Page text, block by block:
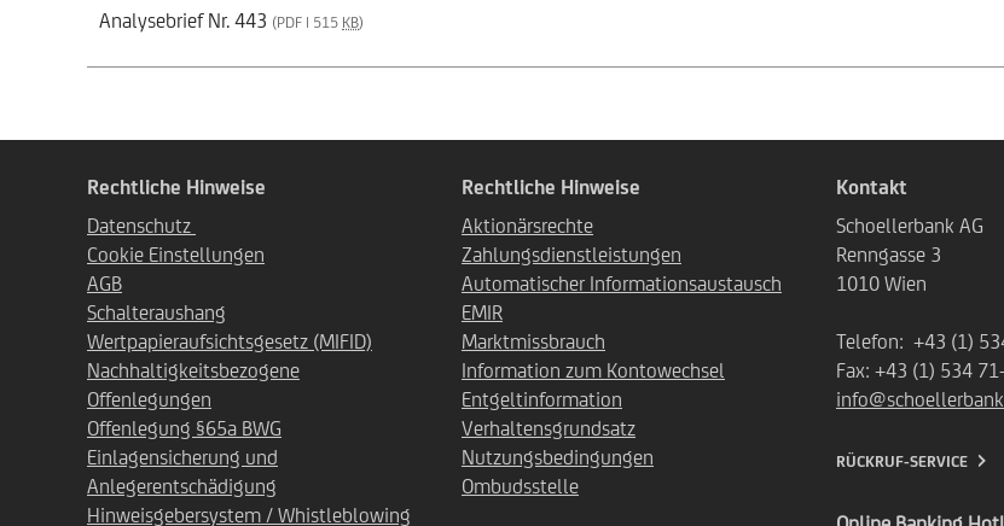
Analysebrief Nr. 443 (PDF | 515 KB)
Rechtliche Hinweise
Datenschutz
Cookie Einstellungen
AGB
Schalteraushang
Wertpapieraufsichtsgesetz (MIFID)
Nachhaltigkeitsbezogene
Offenlegungen
Offenlegung §65a BWG
Einlagensicherung und
Anlegerentschädigung
Hinweisgebersystem / Whistleblowing
Rechtliche Hinweise
Aktionärsrechte
Zahlungsdienstleistungen
Automatischer Informationsaustausch
EMIR
Marktmissbrauch
Information zum Kontowechsel
Entgeltinformation
Verhaltensgrundsatz
Nutzungsbedingungen
Ombudsstelle
Kontakt
Schoellerbank AG
Renngasse 3
1010 Wien
Telefon: +43 (1)
Fax: +43 (1) 534
RÜCKRUF-SERVICE